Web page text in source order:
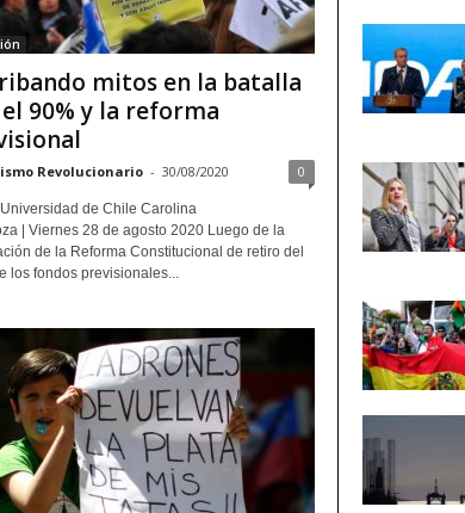
mitos en la batalla
90% y la reforma
Revolucionario - 30/08/2020 0
de Chile Carolina
| Viernes 28 de agosto 2020 Luego de la
de la Reforma Constitucional de retiro del
los fondos previsionales...